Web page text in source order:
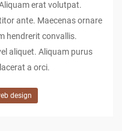
erat volutpat.
ante. Maecenas ornare
hendrerit convallis.
aliquet. Aliquam purus
a orci.
design